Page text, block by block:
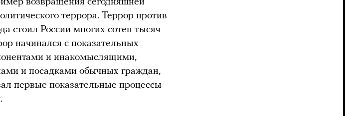
террора. Террор против
стоил России многих сотен тысяч
начинался с показательных
и инакомыслящими,
и посадками обычных граждан,
первые показательные процессы